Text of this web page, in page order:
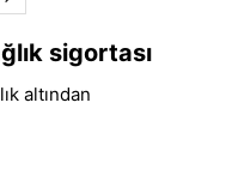
sigortası
altından